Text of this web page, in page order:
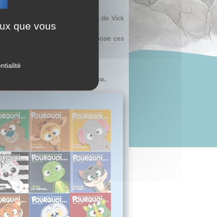
le dessinateur des aventures de Vick
et on vous pose ces
melon ?
?
Beno.
que vous